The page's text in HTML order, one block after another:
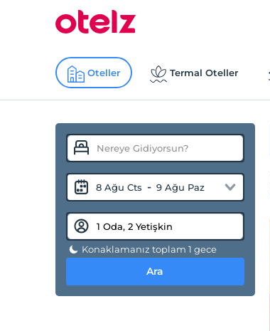
Oteller Termal Oteller
8 Ağu Cts - 9 Ağu Paz
Konaklamanız toplam 1 gece
Ara